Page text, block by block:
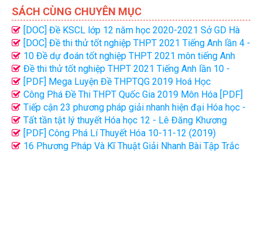
SÁCH CÙNG CHUYÊN MỤC
[DOC] Đề KSCL lớp 12 năm học 2020-2021 Sở GD Hà
Nội
[DOC] Đề thi thử tốt nghiệp THPT 2021 Tiếng Anh lần 4 -
Cô Minh Trang
10 Đề dự đoán tốt nghiệp THPT 2021 môn tiếng Anh
cực hay (đủ đáp án)
Đề thi thử tốt nghiệp THPT 2021 Tiếng Anh lần 10 -
Thầy Nguyen Tat Minh
[PDF] Mega Luyện Đề THPTQG 2019 Hoá Học
Công Phá Đề Thi THPT Quốc Gia 2019 Môn Hóa [PDF]
Tiếp cận 23 phương pháp giải nhanh hiện đại Hóa học -
Ôn thi THPT QG
Tất tần tật lý thuyết Hóa học 12 - Lê Đăng Khương
[PDF] Công Phá Lí Thuyết Hóa 10-11-12 (2019)
16 Phương Pháp Và Kĩ Thuật Giải Nhanh Bài Tập Trắc